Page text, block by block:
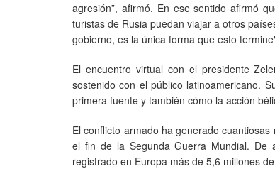
agresión”, afirmó. En ese sentido afirmó
turistas de Rusia puedan viajar a otros
gobierno, es la única forma que esto
El encuentro virtual con el presidente
sostenido con el público latinoamericano.
primera fuente y también cómo la acción
El conflicto armado ha generado
el fin de la Segunda Guerra Mundial. De
registrado en Europa más de 5,6 millones